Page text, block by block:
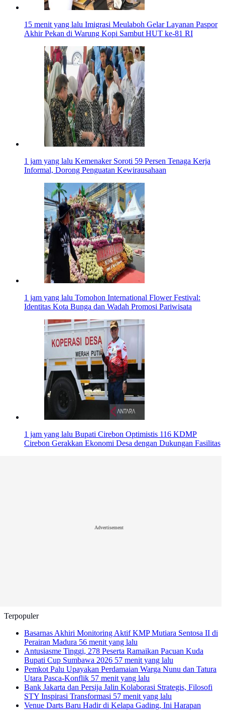
15 menit yang lalu Imigrasi Meulaboh Gelar Layanan Paspor
Akhir Pekan di Warung Kopi Sambut HUT ke-81 RI
1 jam yang lalu Kemenaker Soroti 59 Persen Tenaga Kerja
Informal, Dorong Penguatan Kewirausahaan
1 jam yang lalu Tomohon International Flower Festival:
Identitas Kota Bunga dan Wadah Promosi Pariwisata
1 jam yang lalu Bupati Cirebon Optimistis 116 KDMP
Cirebon Gerakkan Ekonomi Desa dengan Dukungan Fasilitas
Advertisement
Terpopuler
Basarnas Akhiri Monitoring Aktif KMP Mutiara Sentosa II di
Perairan Madura 56 menit yang lalu
Antusiasme Tinggi, 278 Peserta Ramaikan Pacuan Kuda
Bupati Cup Sumbawa 2026 57 menit yang lalu
Pemkot Palu Upayakan Perdamaian Warga Nunu dan Tatura
Utara Pasca-Konflik 57 menit yang lalu
Bank Jakarta dan Persija Jalin Kolaborasi Strategis, Filosofi
STY Inspirasi Transformasi 57 menit yang lalu
Venue Darts Baru Hadir di Kelapa Gading, Ini Harapan